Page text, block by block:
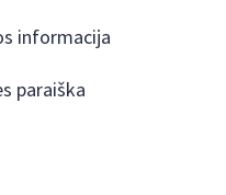
informacija
paraiška